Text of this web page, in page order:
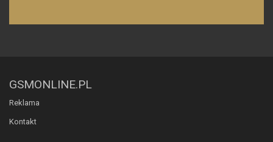
GSMONLINE.PL
Reklama
Kontakt